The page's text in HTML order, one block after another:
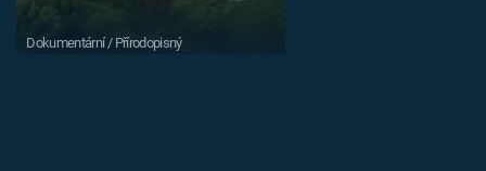
Dokumentární / Přírodopisný